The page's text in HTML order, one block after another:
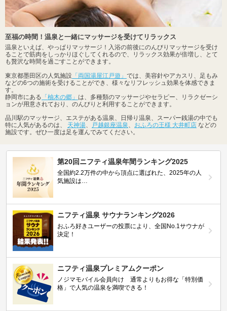
至福の時間！温泉と一緒にマッサージを受けてリラックス
温泉といえば、やっぱりマッサージ！入浴の前後にのんびりマッサージを受け
ることで筋肉をしっかりほぐしてくれるので、リラックス効果が倍増し、とて
も贅沢な時間を過ごすことができます。
東京都墨田区の人気施設 「両国湯屋江戸遊」 では、美容針やアカスリ、足もみ
などの6つの施術を受けることができ、様々なリフレッシュ効果を体感できま
す。
静岡市にある 「柚木の郷」 は、多種類のマッサージやセラピー、リラクゼーシ
ョンが用意されており、のんびりと利用することができます。
品川駅のマッサージ、エステがある温泉、日帰り温泉、スーパー銭湯の中でも
特に人気があるのは、 天神湯 戸越銀座温泉 おふろの王様 大井町店 などの
施設です。ぜひ一度は足を運んでみてください。
第20回ニフティ温泉年間ランキング2025
全国約2.2万件の中から頂点に選ばれた、2025年の人
気施設は…
ニフティ温泉 サウナランキング2026
おふろ好きユーザーの投票により、全国No.1サウナが
決定！
ニフティ温泉プレミアムクーポン
ノジマモバイル会員向け 通常よりもお得な「特別価
格」で人気の温泉を満喫できる！